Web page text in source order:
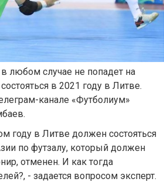
любом случае не попадет на
в 2021 году в Литве.
канале «Футболиум»
году в Литве должен состояться
по футзалу, который должен
отменен. И как тогда
- задается вопросом эксперт.